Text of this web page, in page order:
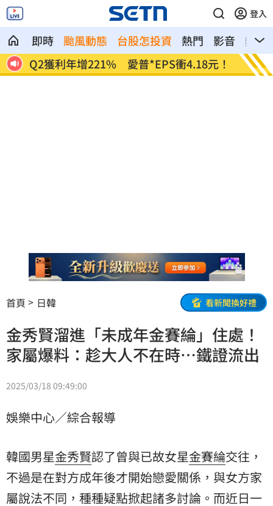
登入
即時 颱風動態 台股怎投資 熱門 影音
熱搜
報
Q2獲利年增221% 愛普*EPS衝4.18元！ 宏福
首頁 日韓 看新聞換好禮
金秀賢溜進「未成年金賽綸」住處！
家屬爆料：趁大人不在時…鐵證流出
2025/03/18 09:49:00
娛樂中心／綜合報導
韓國男星金秀賢認了曾與已故女星金賽綸交往，
不過是在對方成年後才開始戀愛關係，與女方家
屬說法不同，種種疑點掀起諸多討論。而近日一